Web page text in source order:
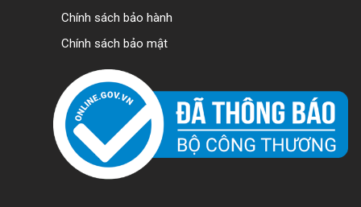
Chính sách bảo hành
Chính sách bảo mật